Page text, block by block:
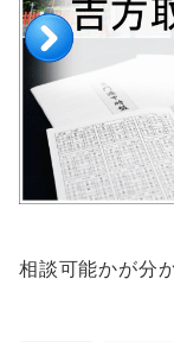
相談可能かが分